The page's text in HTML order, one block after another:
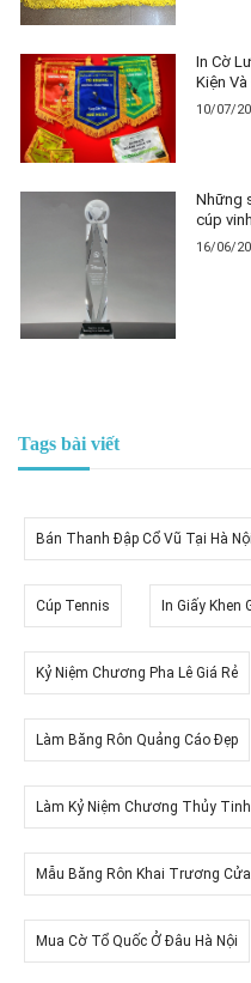
In Cờ
Kiện
10/07/
Những
cúp
16/06/
Tags bài viết
Bán Thanh Đập Cổ Vũ Tại Hà Nội
Cúp Tennis In Giấy Khen
Kỷ Niệm Chương Pha Lê Giá Rẻ
Làm Băng Rôn Quảng Cáo Đẹp
Làm Kỷ Niệm Chương Thủy Tinh
Mẫu Băng Rôn Khai Trương
Mua Cờ Tổ Quốc Ở Đâu Hà Nội